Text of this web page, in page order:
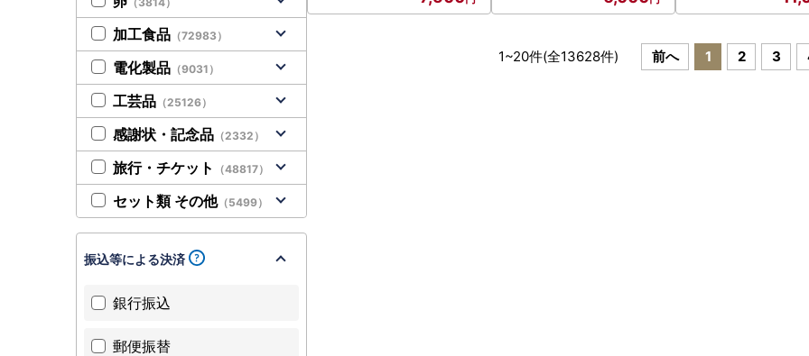
1~20件(全13628件) 前へ 1 2 3
加工食品 （72983）
電化製品 （9031）
工芸品 （25126）
感謝状・記念品 （2332）
旅行・チケット （48817）
セット類 その他（5499）
振込等による決済
銀行振込
郵便振替